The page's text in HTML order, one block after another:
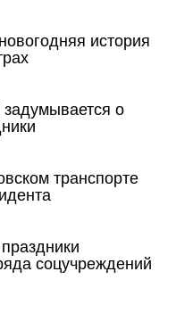
история
о
транспорте
соцучреждений